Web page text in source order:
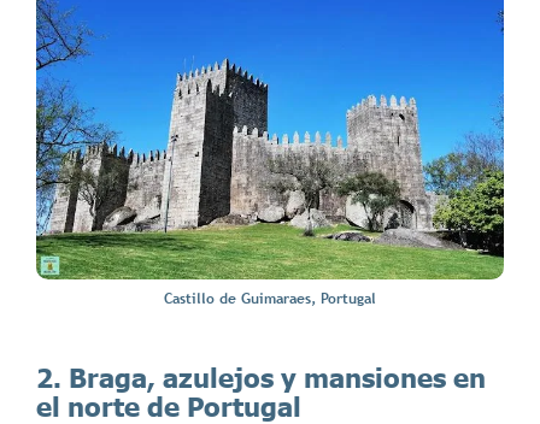
Castillo de Guimaraes, Portugal
2. Braga, azulejos y mansiones en
el norte de Portugal